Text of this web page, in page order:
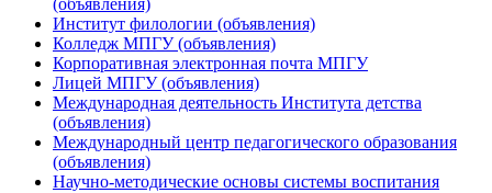
(объявления)
Институт филологии (объявления)
Колледж МПГУ (объявления)
Корпоративная электронная почта МПГУ
Лицей МПГУ (объявления)
Международная деятельность Института детства
(объявления)
Международный центр педагогического образования
(объявления)
Научно-методические основы системы воспитания